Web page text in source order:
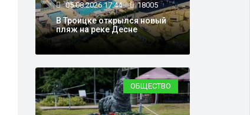
05.08.2026 17:44 18005
В Троицке открылся новый
пляж на реке Десне
ОБЩЕСТВО